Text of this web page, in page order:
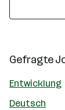
Gefragte
Entwicklung
Deutsch